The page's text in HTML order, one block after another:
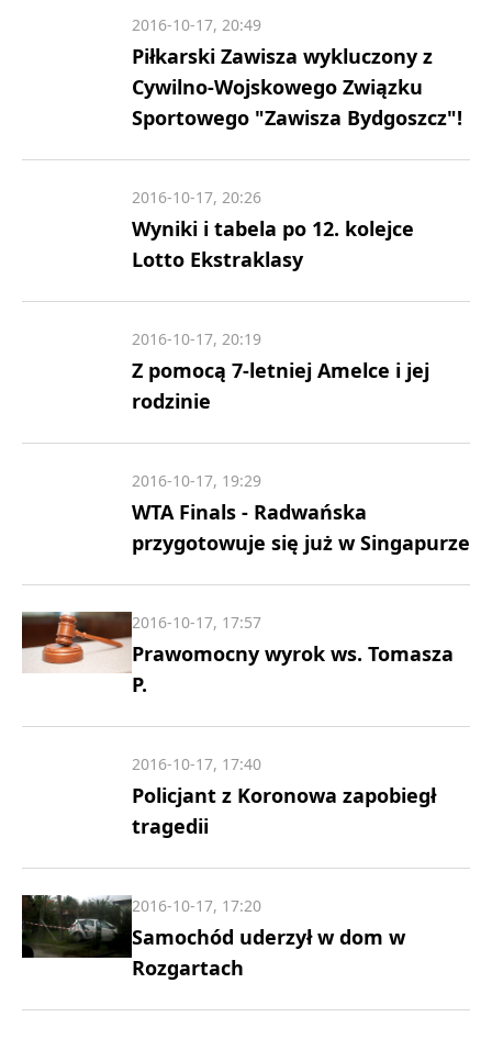
Piłkarski Zawisza wykluczony z
Cywilno-Wojskowego Związku
Sportowego "Zawisza Bydgoszcz"!
2016-10-17, 20:49
Wyniki i tabela po 12. kolejce
Lotto Ekstraklasy
2016-10-17, 20:26
Z pomocą 7-letniej Amelce i jej
rodzinie
2016-10-17, 20:19
WTA Finals - Radwańska
przygotowuje się już w Singapurze
2016-10-17, 19:29
Prawomocny wyrok ws. Tomasza
P.
2016-10-17, 17:57
Policjant z Koronowa zapobiegł
tragedii
2016-10-17, 17:40
Samochód uderzył w dom w
Rozgartach
2016-10-17, 17:20